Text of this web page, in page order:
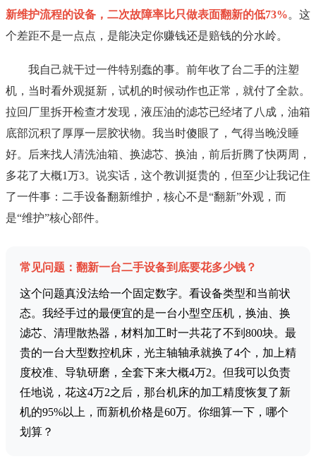
新维护流程的设备，二次故障率比只做表面翻新的低73%。这
个差距不是一点点，是能决定你赚钱还是赔钱的分水岭。
我自己就干过一件特别蠢的事。前年收了台二手的注塑
机，当时看外观挺新，试机的时候动作也正常，就付了全款。
拉回厂里拆开检查才发现，液压油的滤芯已经堵了八成，油箱
底部沉积了厚厚一层胶状物。我当时傻眼了，气得当晚没睡
好。后来找人清洗油箱、换滤芯、换油，前后折腾了快两周，
多花了大概1万3。说实话，这个教训挺贵的，但至少让我记住
了一件事：二手设备翻新维护，核心不是“翻新”外观，而
是“维护”核心部件。
常见问题：翻新一台二手设备到底要花多少钱？
这个问题真没法给一个固定数字。看设备类型和当前状
态。我经手过的最便宜的是一台小型空压机，换油、换
滤芯、清理散热器，材料加工时一共花了不到800块。最
贵的一台大型数控机床，光主轴轴承就换了4个，加上精
度校准、导轨研磨，全套下来大概4万2。但我可以负责
任地说，花这4万2之后，那台机床的加工精度恢复了新
机的95%以上，而新机价格是60万。你细算一下，哪个
划算？